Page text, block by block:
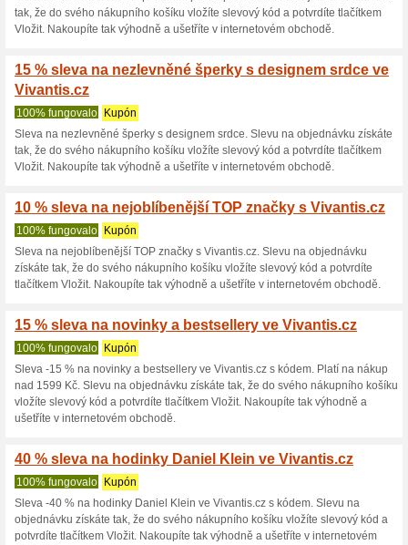
100% fungovalo Kupón
Sleva na šperky značky
nákupním košíku vyplníte
tlačítkem Vložit. Nakupte tak
10 % na korejská
100% fungovalo Kupón
10 % na korejská kosmetiku
získáte tak, že do svého
tlačítkem Vložit. Nakoupíte